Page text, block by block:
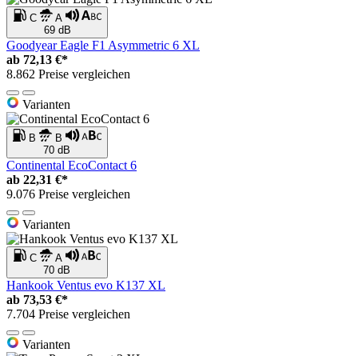
C
A
69 dB
Goodyear Eagle F1 Asymmetric 6 XL
ab 72,13 €*
8.862 Preise vergleichen
Varianten
B
B
70 dB
Continental EcoContact 6
ab 22,31 €*
9.076 Preise vergleichen
Varianten
C
A
70 dB
Hankook Ventus evo K137 XL
ab 73,53 €*
7.704 Preise vergleichen
Varianten